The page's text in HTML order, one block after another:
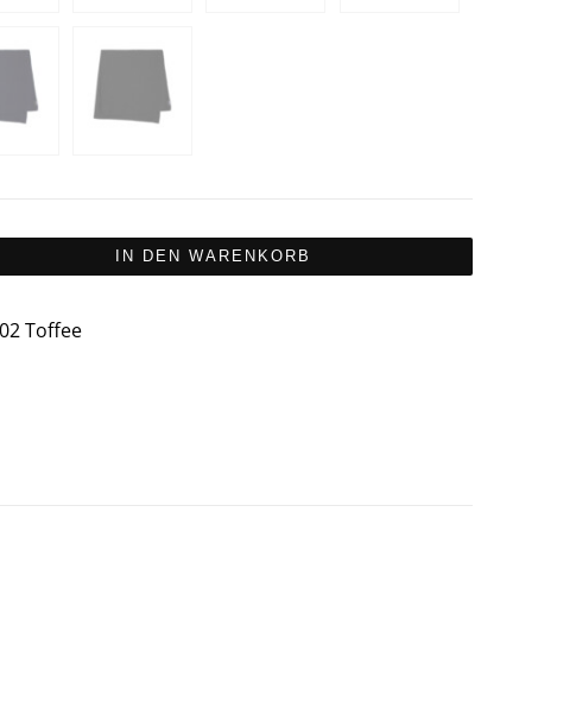
IN DEN WARENKORB
Toffee